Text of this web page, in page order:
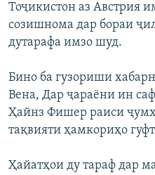
Тоҷикистон аз Австрия
созишнома дар бораи
дутарафа имзо шуд.
Бино ба гузориши
Вена, Дар ҷараёни ин
Ҳайнз Фишер раиси
тақвияти ҳамкориҳо
Ҳайатҳои ду тараф дар